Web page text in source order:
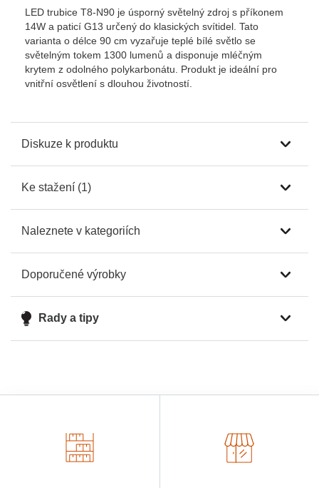
LED trubice T8-N90 je úsporný světelný zdroj s příkonem
14W a paticí G13 určený do klasických svítidel. Tato
varianta o délce 90 cm vyzařuje teplé bílé světlo se
světelným tokem 1300 lumenů a disponuje mléčným
krytem z odolného polykarbonátu. Produkt je ideální pro
vnitřní osvětlení s dlouhou životností.
Diskuze k produktu
Ke stažení (1)
Naleznete v kategoriích
Doporučené výrobky
Rady a tipy